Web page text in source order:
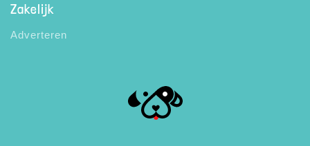
Zakelijk
Adverteren